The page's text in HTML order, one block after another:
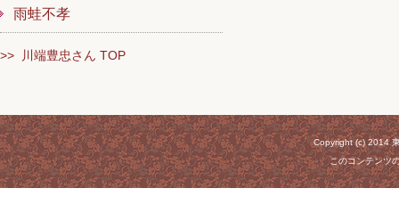
雨蛙不孝
>> 川端豊忠さん TOP
Copyright (c) 2014
このコンテンツ